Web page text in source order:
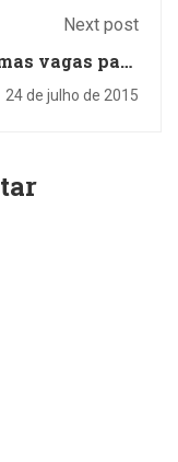
Next post
vagas para
as Oficinas de
24 de julho de 2015